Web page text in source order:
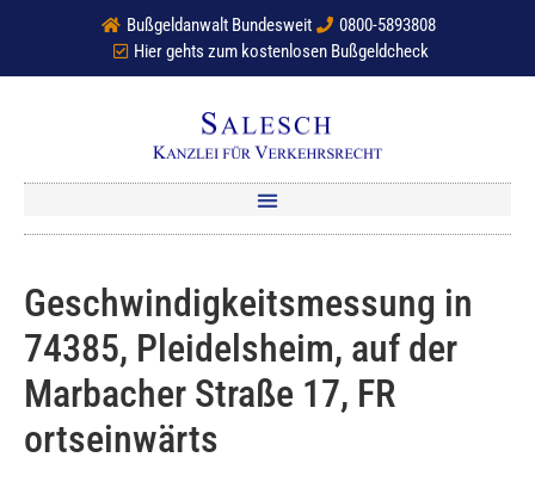
Bußgeldanwalt Bundesweit
0800-5893808
Hier gehts zum kostenlosen Bußgeldcheck
Geschwindigkeitsmessung in
74385, Pleidelsheim, auf der
Marbacher Straße 17, FR
ortseinwärts